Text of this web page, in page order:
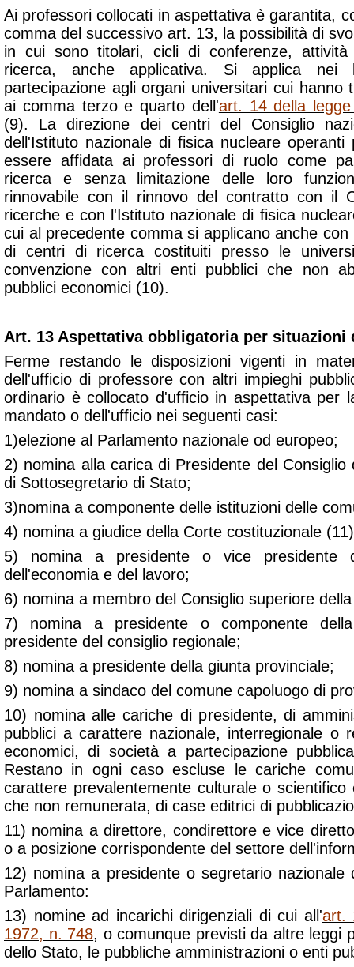
Ai professori collocati in aspettativa è garantita,
comma del successivo art. 13, la possibilità di
in cui sono titolari, cicli di conferenze,
ricerca, anche applicativa. Si applica
partecipazione agli organi universitari cui hanno
ai comma terzo e quarto dell'art. 14 della
(9). La direzione dei centri del Consiglio
dell'Istituto nazionale di fisica nucleare
essere affidata ai professori di ruolo come
ricerca e senza limitazione delle loro
rinnovabile con il rinnovo del contratto con il
ricerche e con l'Istituto nazionale di fisica
cui al precedente comma si applicano anche
di centri di ricerca costituiti presso le
convenzione con altri enti pubblici che non
pubblici economici (10).
Art. 13 Aspettativa obbligatoria per
Ferme restando le disposizioni vigenti in
dell'ufficio di professore con altri impieghi
ordinario è collocato d'ufficio in aspettativa per
mandato o dell'ufficio nei seguenti casi:
1)elezione al Parlamento nazionale od europeo;
2) nomina alla carica di Presidente del
di Sottosegretario di Stato;
3)nomina a componente delle istituzioni delle
4) nomina a giudice della Corte costituzionale
5) nomina a presidente o vice presidente
dell'economia e del lavoro;
6) nomina a membro del Consiglio superiore
7) nomina a presidente o componente
presidente del consiglio regionale;
8) nomina a presidente della giunta provinciale;
9) nomina a sindaco del comune capoluogo di
10) nomina alle cariche di presidente, di
pubblici a carattere nazionale, interregionale o
economici, di società a partecipazione
Restano in ogni caso escluse le cariche
carattere prevalentemente culturale o
che non remunerata, di case editrici di
11) nomina a direttore, condirettore e vice
o a posizione corrispondente del settore
12) nomina a presidente o segretario nazionale
Parlamento:
13) nomine ad incarichi dirigenziali di cui all'art.
1972, n. 748, o comunque previsti da altre leggi
dello Stato, le pubbliche amministrazioni o enti